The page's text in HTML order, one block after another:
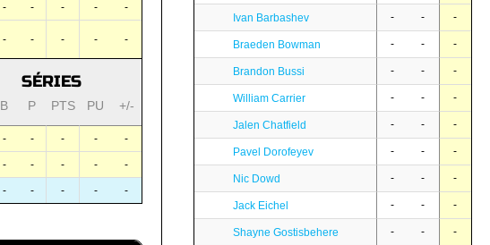
- - - -
-
- - - - -
SÉRIES
B P PTS PU +/-
- - - - -
- - - - -
- - - - -
Ivan Barbashev - - -
Braeden Bowman - - -
Brandon Bussi - - -
William Carrier - - -
Jalen Chatfield - - -
Pavel Dorofeyev - - -
Nic Dowd - - -
Jack Eichel - - -
Shayne Gostisbehere - - -